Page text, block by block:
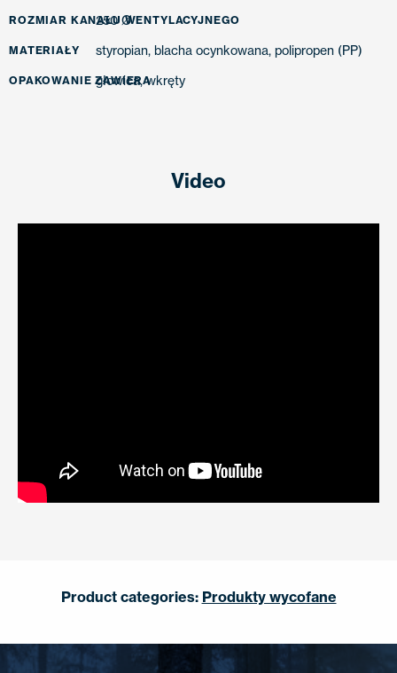
ROZMIAR KANAŁU WENTYLACYJNEGO
250 Ø
MATERIAŁY styropian, blacha ocynkowana, polipropen (PP)
OPAKOWANIE ZAWIERA
głowica, wkręty
Video
Product categories: Produkty wycofane